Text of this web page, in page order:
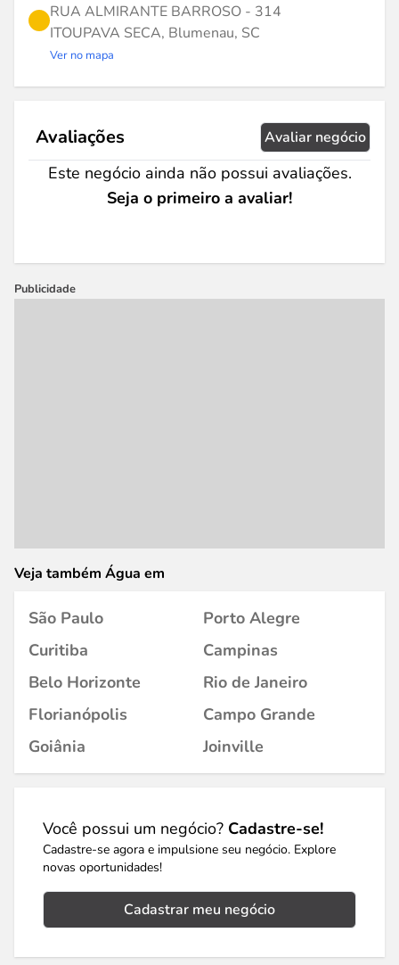
RUA ALMIRANTE BARROSO - 314
ITOUPAVA SECA, Blumenau, SC
Ver no mapa
Avaliações Avaliar negócio
Este negócio ainda não possui avaliações.
Seja o primeiro a avaliar!
Publicidade
Veja também Água em
São Paulo
Porto Alegre
Curitiba
Campinas
Belo Horizonte
Rio de Janeiro
Florianópolis
Campo Grande
Goiânia
Joinville
Você possui um negócio? Cadastre-se!
Cadastre-se agora e impulsione seu negócio. Explore
novas oportunidades!
Cadastrar meu negócio